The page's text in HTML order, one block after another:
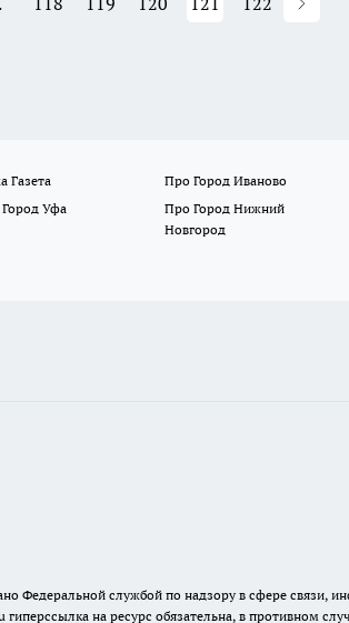
Газета
Про Город Иваново
Уфа
Про Город Нижний
Новгород
Федеральной службой по надзору в сфере связи,
на ресурс обязательна, в противном